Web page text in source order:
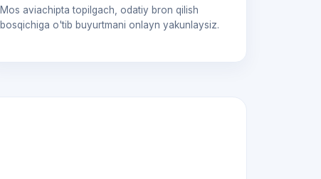
Mos aviachipta topilgach, odatiy bron qilish
bosqichiga o'tib buyurtmani onlayn yakunlaysiz.